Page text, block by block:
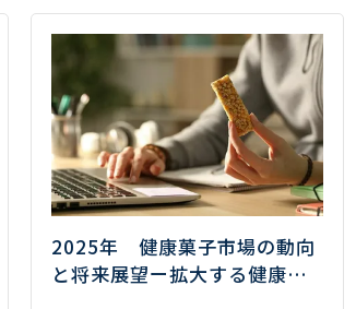
2025年 健康菓子市場の動向
と将来展望ー拡大する健康需